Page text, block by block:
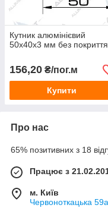
Кутник алюмінієвий
50х40х3 мм без покриття
156,20 ₴/пог.м
Купити
Про нас
65% позитивних з 18
Працює з
м. Київ
Червоноткацька